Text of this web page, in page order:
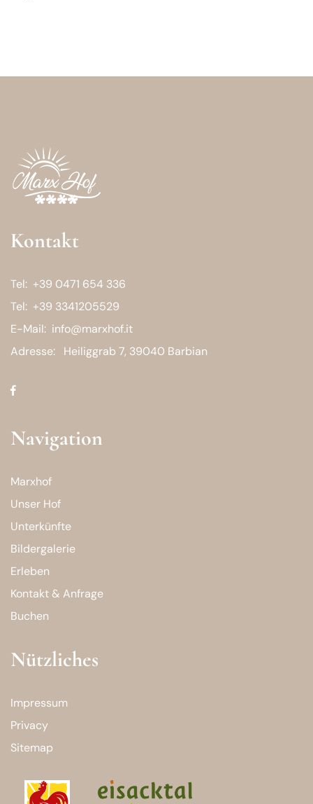
Kontakt
Tel: +39 0471 654 336
Tel: +39 3341205529
E-Mail: info@marxhof.it
Adresse:
Heiliggrab 7, 39040 Barbian
Navigation
Marxhof
Unser Hof
Unterkünfte
Bildergalerie
Erleben
Kontakt & Anfrage
Buchen
Nützliches
Impressum
Privacy
Sitemap